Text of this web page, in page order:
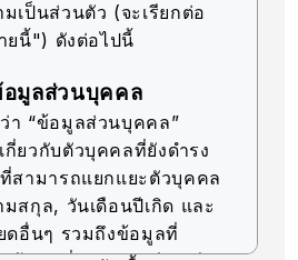
เป็นส่วนตัว (จะเรียกต่อ
ยนี้") ดังต่อไปนี้
มูลส่วนบุคคล
า “ข้อมูลส่วนบุคคล”
ยวกับตัวบุคคลที่ยังดำรง
สามารถแยกแยะตัวบุคคล
สกุล, วันเดือนปีเกิด และ
ดอื่นๆ รวมถึงข้อมูลที่